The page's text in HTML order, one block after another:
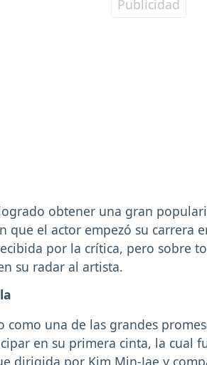
obtener una gran
que el actor empezó su carrera
por la crítica, pero sobre
su radar al artista.
como una de las grandes
en su primera cinta, la cual
dirigida por Kim Min-Jae y